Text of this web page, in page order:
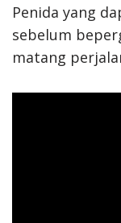
Penida yang
sebelum
matang